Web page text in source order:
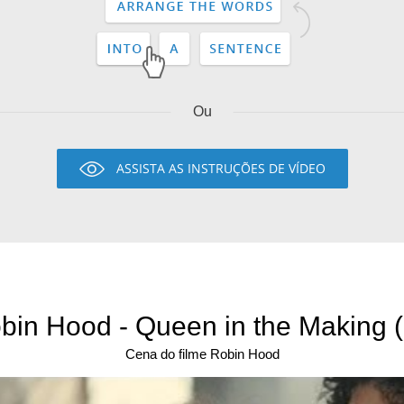
Ou
ASSISTA AS INSTRUÇÕES DE VÍDEO
Hood - Queen in the Making
Cena do filme Robin Hood